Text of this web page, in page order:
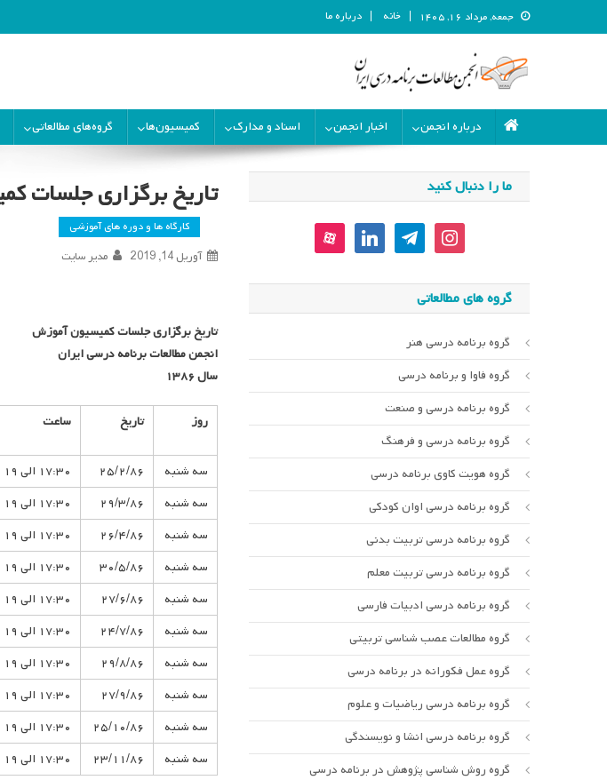
جمعه, مرداد ۱۶, ۱۴۰۵ خانه درباره ما
انجمن مطالعات برنامه درسی ایران
درباره انجمن
اخبار انجمن اسناد و مدارک کمیسیون‌ها گروه‌های مطالعاتی
تاریخ برگزاری جلسات
کارگاه ها و دوره های آموزشی
آوریل 14, 2019 مدیر سایت
تاریخ برگزاری جلسات کمیسیون آموزش
انجمن مطالعات برنامه درسی ایران
سال ۱۳۸۶
روز تاریخ ساعت
سه شنبه ۲۵/۲/۸۶
۱۷:۳۰ الی ۱۹
سه شنبه
۲۹/۳/۸۶
۱۷:۳۰ الی ۱۹
سه شنبه
۲۶/۴/۸۶
۱۷:۳۰ الی ۱۹
سه شنبه
۳۰/۵/۸۶
۱۷:۳۰ الی ۱۹
سه شنبه
۲۷/۶/۸۶
۱۷:۳۰ الی ۱۹
سه شنبه
۲۴/۷/۸۶
۱۷:۳۰ الی ۱۹
سه شنبه
۲۹/۸/۸۶
۱۷:۳۰ الی ۱۹
سه شنبه
۲۷/۹/۸۶
۱۷:۳۰ الی ۱۹
سه شنبه
۲۵/۱۰/۸۶
۱۷:۳۰ الی ۱۹
سه شنبه
۲۳/۱۱/۸۶ ۱۷:۳۰ الی ۱۹
ما را دنبال کنید
instagram
telegram
linkedin
aparat
گروه های مطالعاتی
گروه برنامه درسی هنر
گروه فاوا و برنامه درسی
گروه برنامه درسی و صنعت
گروه برنامه درسی و فرهنگ
گروه هویت کاوی برنامه درسی
گروه برنامه درسی اوان کودکی
گروه برنامه درسی تربیت بدنی
گروه برنامه درسی تربیت معلم
گروه برنامه درسی ادبیات فارسی
گروه مطالعات عصب شناسی تربیتی
گروه عمل فکورانه در برنامه درسی
گروه برنامه درسی ریاضیات و علوم
گروه برنامه درسی انشا و نویسندگی
گروه روش شناسی پژوهش در برنامه درسی